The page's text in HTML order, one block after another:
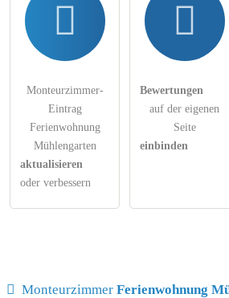
Monteurzimmer-
Eintrag
Ferienwohnung
Mühlengarten
aktualisieren
oder verbessern
Bewertungen
auf der eigenen
Seite
einbinden
MonteurzimmerFerienwohnung